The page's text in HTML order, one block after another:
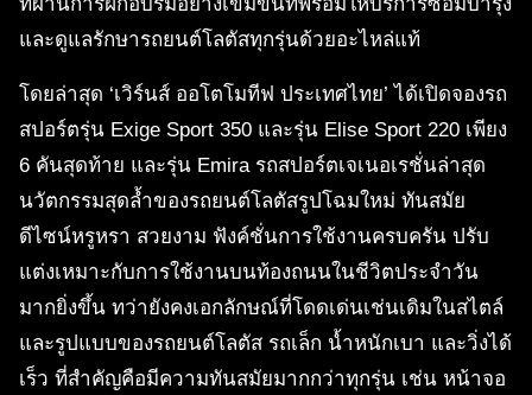
และดูแลรักษารถยนต์โลตัสทุกรุ่นด้วยอะไหล่แท้
โดยล่าสุด ‘เวิร์นส์ ออโตโมทีฟ ประเทศไทย’ ได้เปิดจองรถ
สปอร์ตรุ่น Exige Sport 350 และรุ่น Elise Sport 220 เพียง
6 คันสุดท้าย และรุ่น Emira รถสปอร์ตเจเนอเรชั่นล่าสุด
นวัตกรรมสุดล้ำของรถยนต์โลตัสรูปโฉมใหม่ ทันสมัย
ดีไซน์หรูหรา สวยงาม ฟังค์ชั่นการใช้งานครบครัน ปรับ
แต่งเหมาะกับการใช้งานบนท้องถนนในชีวิตประจำวัน
มากยิ่งขึ้น ทว่ายังคงเอกลักษณ์ที่โดดเด่นเช่นเดิมในสไตล์
และรูปแบบของรถยนต์โลตัส รถเล็ก น้ำหนักเบา และวิ่งได้
เร็ว ที่สำคัญคือมีความทันสมัยมากกว่าทุกรุ่น เช่น หน้าจอ